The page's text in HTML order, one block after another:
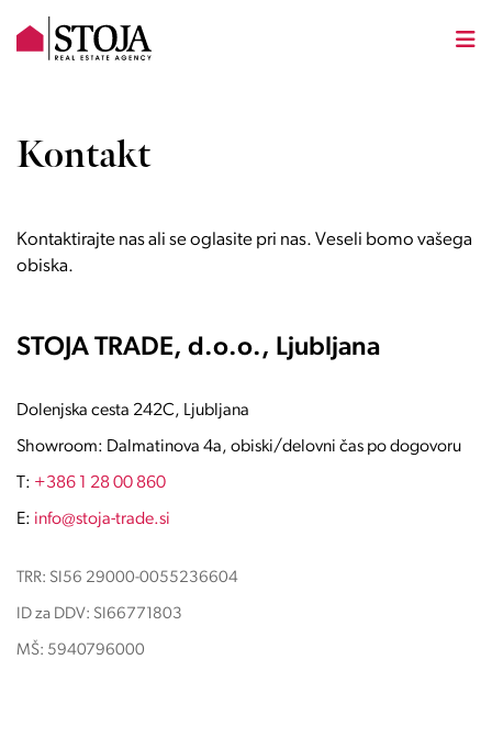
Kontakt
Kontaktirajte nas ali se oglasite pri nas. Veseli bomo vašega
obiska.
STOJA TRADE, d.o.o., Ljubljana
Dolenjska cesta 242C, Ljubljana
Showroom: Dalmatinova 4a, obiski/delovni čas po dogovoru
T: +386 1 28 00 860
E: info@stoja-trade.si
TRR: SI56 29000-0055236604
ID za DDV: SI66771803
MŠ: 5940796000